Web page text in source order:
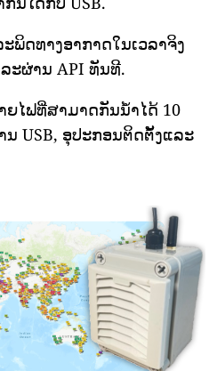
ພິດທາງອາກາດໃນເວລາຈິງ
ະຜ່ານ API ທັນທີ.
ໄຟທີ່ສາມາດກັນນ້ໍາໄດ້ 10
USB, ອຸປະກອນຕິດຕັ້ງແລະ